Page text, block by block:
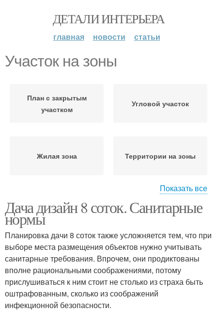
ДЕТАЛИ ИНТЕРЬЕРА
главная новости статьи
Участок на зоны
План с закрытым
участком
Угловой участок
Жилая зона Территории на зоны
Дачный участок Участок под ключ
Огород на участке Парадная зона
Показать все
Дача дизайн 8 соток. Санитарные
нормы
Планировка дачи 8 соток также усложняется тем, что при
выборе места размещения объектов нужно учитывать
санитарные требования. Впрочем, они продиктованы
вполне рациональными соображениями, потому
прислушиваться к ним стоит не столько из страха быть
оштрафованным, сколько из соображений
инфекционной безопасности.